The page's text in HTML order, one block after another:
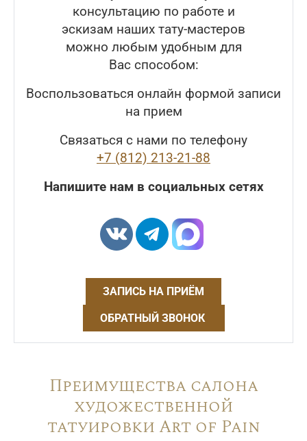
консультацию по работе и
эскизам наших тату-мастеров
можно любым удобным для
Вас способом:
Воспользоваться онлайн формой записи
на прием
Связаться с нами по телефону
+7 (812) 213-21-88
Напишите нам в социальных сетях
ЗАПИСЬ НА ПРИЁМ
ОБРАТНЫЙ ЗВОНОК
Преимущества салона
художественной
татуировки Art of Pain